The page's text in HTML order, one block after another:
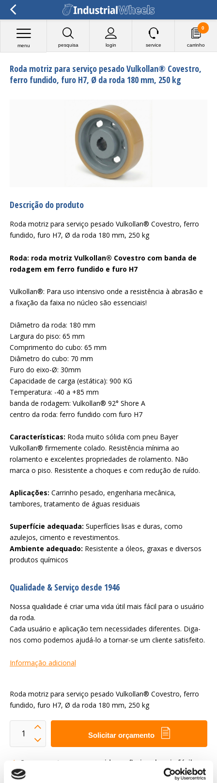
pesquisa login
menu service carrinho
0
Roda motriz para serviço pesado Vulkollan® Covestro,
ferro fundido, furo H7, Ø da roda 180 mm, 250 kg
Descrição do produto
Roda motriz para serviço pesado Vulkollan® Covestro, ferro
fundido, furo H7, Ø da roda 180 mm, 250 kg
Roda: roda motriz Vulkollan® Covestro com banda de
rodagem em ferro fundido e furo H7
Vulkollan®: Para uso intensivo onde a resistência à abrasão e
a fixação da faixa no núcleo são essenciais!
Diâmetro da roda: 180 mm
Largura do piso: 65 mm
Comprimento do cubo: 65 mm
Diâmetro do cubo: 70 mm
Furo do eixo-Ø: 30mm
Capacidade de carga (estática): 900 KG
Temperatura: -40 a +85 mm
banda de rodagem: Vulkollan® 92° Shore A
centro da roda: ferro fundido com furo H7
Características: Roda muito sólida com pneu Bayer
Vulkollan® firmemente colado. Resistência mínima ao
rolamento e excelentes propriedades de rolamento. Não
marca o piso. Resistente a choques e com redução de ruído.
Aplicações: Carrinho pesado, engenharia mecânica,
tambores, tratamento de águas residuais
Superfície adequada: Superfícies lisas e duras, como
azulejos, cimento e revestimentos.
Ambiente adequado: Resistente a óleos, graxas e diversos
produtos químicos
Qualidade & Serviço desde 1946
Nossa qualidade é criar uma vida útil mais fácil para o usuário
da roda.
Cada usuário e aplicação tem necessidades diferentes. Diga-
nos como podemos ajudá-lo a tornar-se um cliente satisfeito.
Informação adicional
Roda motriz para serviço pesado Vulkollan® Covestro, ferro
fundido, furo H7, Ø da roda 180 mm, 250 kg
Solicitar orçamento
Queremos tornar a sua vida profissional mais fácil